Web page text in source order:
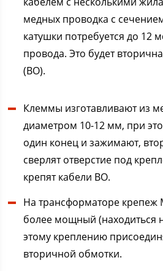
медных проводка с
катушки потребуется до 12
провода. Это будет
(ВО).
Клеммы изготавливают из
диаметром 10-12 мм, при
один конец и зажимают,
сверлят отверстие под
крепят кабели ВО.
На трансформаторе крепеж
более мощный (находиться
этому креплению
вторичной обмотки.